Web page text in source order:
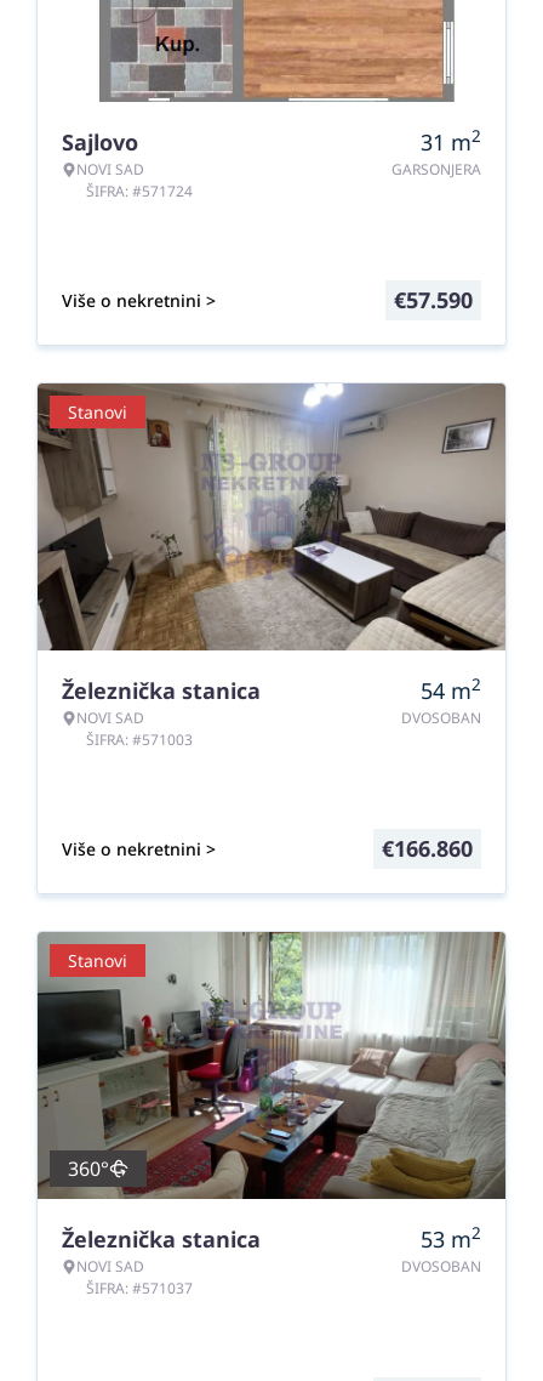
Sajlovo
NOVI SAD
ŠIFRA: #571724
31 m2
GARSONJERA
Više o nekretnini > €57.590
Stanovi
Železnička stanica
NOVI SAD
ŠIFRA: #571003
54 m2
DVOSOBAN
Više o nekretnini > €166.860
Stanovi
360°
Železnička stanica
NOVI SAD
ŠIFRA: #571037
53 m2
DVOSOBAN